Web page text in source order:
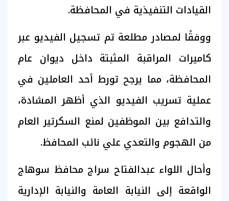
القيادات التنفيذية في المحافظة.
ووفقًا لمصادر مطلعة تم تسجيل الفيديو عبر
كاميرات المراقبة المثبتة داخل ديوان عام
المحافظة، مما يرجح تورط أحد العاملين في
عملية تسريب الفيديو الذي أظهر المشادة،
والتدافع بين الموظفين لمنع السكرتير العام
من الهجوم والتعدي علي نائب المحافظ.
وأحال اللواء عبدالفتاح سراج محافظ سوهاج
الواقعة إلى النيابة العامة والنيابة الإدارية